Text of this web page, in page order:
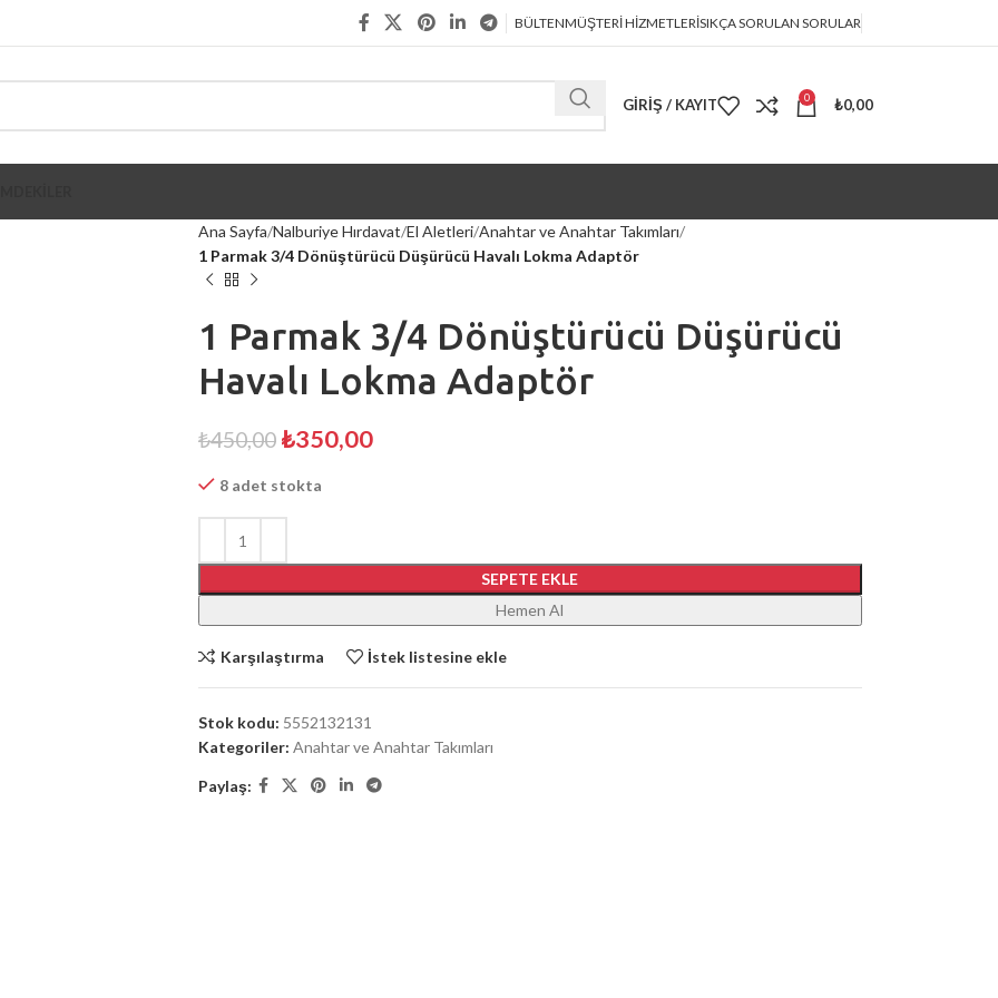
BÜLTENMÜŞTERİ HİZMETLERİSIKÇA SORULAN SORULAR
GIRIŞ / KAYIT 0 ₺0,00
Ana Sayfa Nalburiye Hırdavat El Aletleri Anahtar ve Anahtar Takımları
1 Parmak 3/4 Dönüştürücü Düşürücü Havalı Lokma Adaptör
1 Parmak 3/4 Dönüştürücü Düşürücü
Havalı Lokma Adaptör
₺450,00 ₺350,00
8 adet stokta
SEPETE EKLE
Hemen Al
Karşılaştırma İstek listesine ekle
Stok kodu: 5552132131
Kategoriler: Anahtar ve Anahtar Takımları
Paylaş: